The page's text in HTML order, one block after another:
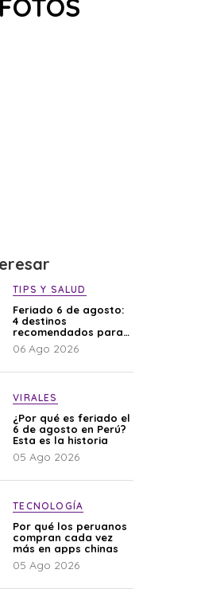
TIPS Y SALUD
Feriado 6 de agosto:
4 destinos
recomendados para
disfrutar el descanso
06 Ago 2026
VIRALES
¿Por qué es feriado el
6 de agosto en Perú?
Esta es la historia
05 Ago 2026
TECNOLOGÍA
Por qué los peruanos
compran cada vez
más en apps chinas
05 Ago 2026